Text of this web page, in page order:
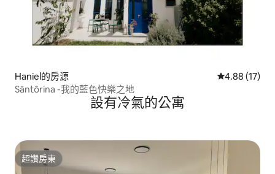
Haniel的房源 從 17 則評價
4.88 (17)
Sāntõrina -我的藍色快樂之地
設有冷氣的公寓
超讚房東
超讚房東